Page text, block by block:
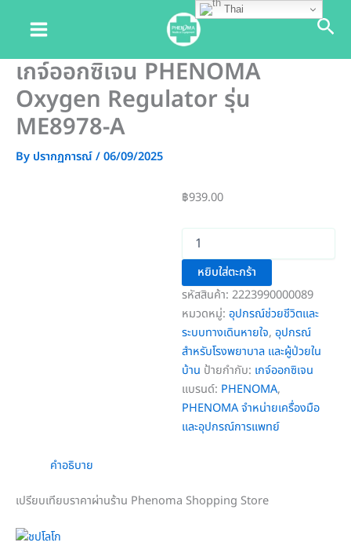
เกจ์ออกซิเจน PHENOMA
Oxygen Regulator รุ่น
ME8978-A
By ปรากฏการณ์/06/09/2025
฿939.00
จำนวน
เกจ์
ออกซิเจน
Oxygen
Regulator
รุ่น
หยิบใส่ตะกร้า
รหัสสินค้า:2223990000089
หมวดหมู่:อุปกรณ์ช่วยชีวิตและ
ระบบทางเดินหายใจ,อุปกรณ์
สำหรับโรงพยาบาล และผู้ป่วยใน
บ้าน ป้ายกำกับ: เกจ์ออกซิเจน
แบรนด์: PHENOMA,
PHENOMA จำหน่ายเครื่องมือ
และอุปกรณ์การแพทย์
คำอธิบาย
เปรียบเทียบราคาผ่านร้าน Phenoma Shopping Store
Thai
เกจ์
ออกซิเจน
Oxygen
Regulator
รุ่น
ME8978-
A
ชิ้น